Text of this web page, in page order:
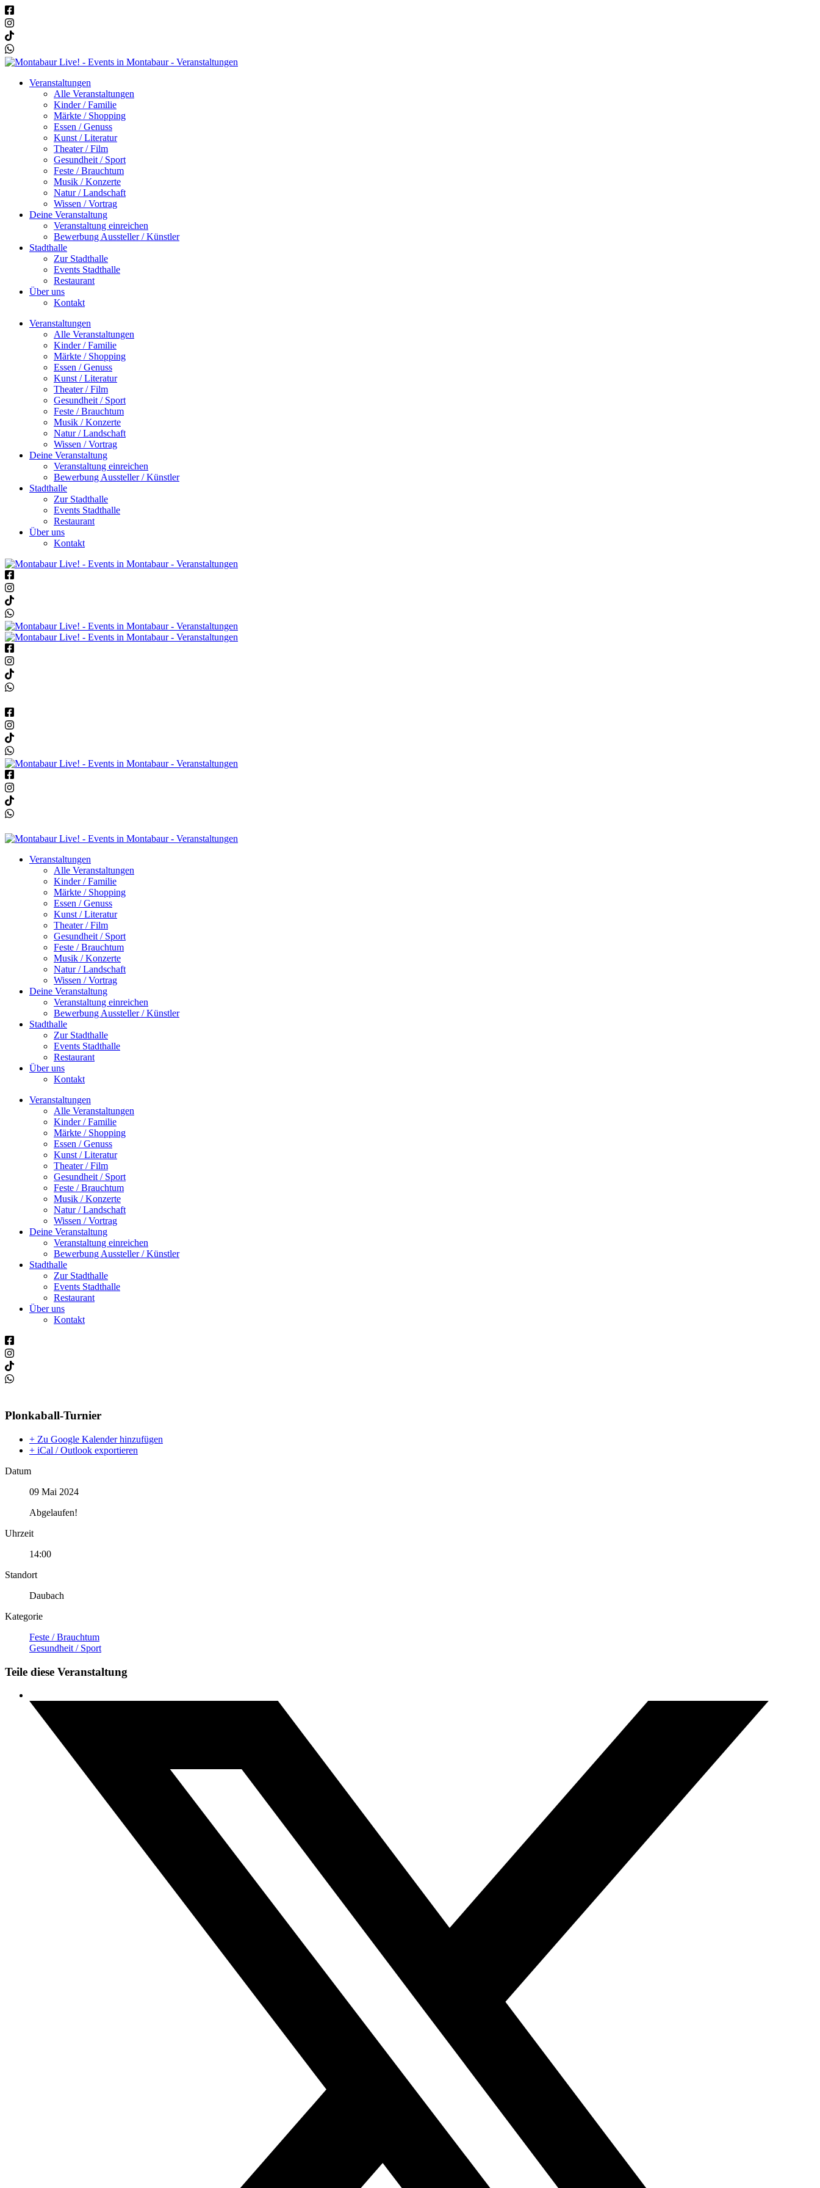
Veranstaltungen
Alle Veranstaltungen
Kinder / Familie
Märkte / Shopping
Essen / Genuss
Kunst / Literatur
Theater / Film
Gesundheit / Sport
Feste / Brauchtum
Musik / Konzerte
Natur / Landschaft
Wissen / Vortrag
Deine Veranstaltung
Veranstaltung einreichen
Bewerbung Aussteller / Künstler
Stadthalle
Zur Stadthalle
Events Stadthalle
Restaurant
Über uns
Kontakt
Veranstaltungen
Alle Veranstaltungen
Kinder / Familie
Märkte / Shopping
Essen / Genuss
Kunst / Literatur
Theater / Film
Gesundheit / Sport
Feste / Brauchtum
Musik / Konzerte
Natur / Landschaft
Wissen / Vortrag
Deine Veranstaltung
Veranstaltung einreichen
Bewerbung Aussteller / Künstler
Stadthalle
Zur Stadthalle
Events Stadthalle
Restaurant
Über uns
Kontakt
Veranstaltungen
Alle Veranstaltungen
Kinder / Familie
Märkte / Shopping
Essen / Genuss
Kunst / Literatur
Theater / Film
Gesundheit / Sport
Feste / Brauchtum
Musik / Konzerte
Natur / Landschaft
Wissen / Vortrag
Deine Veranstaltung
Veranstaltung einreichen
Bewerbung Aussteller / Künstler
Stadthalle
Zur Stadthalle
Events Stadthalle
Restaurant
Über uns
Kontakt
Veranstaltungen
Alle Veranstaltungen
Kinder / Familie
Märkte / Shopping
Essen / Genuss
Kunst / Literatur
Theater / Film
Gesundheit / Sport
Feste / Brauchtum
Musik / Konzerte
Natur / Landschaft
Wissen / Vortrag
Deine Veranstaltung
Veranstaltung einreichen
Bewerbung Aussteller / Künstler
Stadthalle
Zur Stadthalle
Events Stadthalle
Restaurant
Über uns
Kontakt
Plonkaball-Turnier
+ Zu Google Kalender hinzufügen
+ iCal / Outlook exportieren
Datum
09 Mai 2024
Abgelaufen!
Uhrzeit
14:00
Standort
Daubach
Kategorie
Feste / Brauchtum
Gesundheit / Sport
Teile diese Veranstaltung